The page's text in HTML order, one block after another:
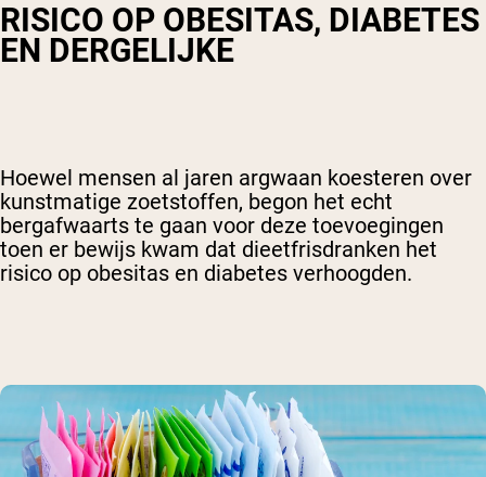
RISICO OP OBESITAS, DIABETES
EN DERGELIJKE
Hoewel mensen al jaren argwaan koesteren over
kunstmatige zoetstoffen, begon het echt
bergafwaarts te gaan voor deze toevoegingen
toen er bewijs kwam dat dieetfrisdranken het
risico op obesitas en diabetes verhoogden.